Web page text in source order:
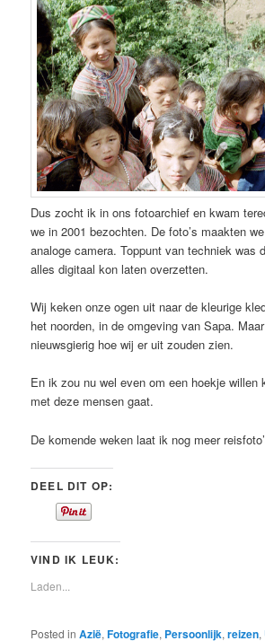
Dus zocht ik in ons fotoarchief en kwam
we in 2001 bezochten. De foto’s maakten
analoge camera. Toppunt van techniek was
alles digitaal kon laten overzetten.
Wij keken onze ogen uit naar de kleurige
het noorden, in de omgeving van Sapa.
nieuwsgierig hoe wij er uit zouden zien.
En ik zou nu wel even om een hoekje willen
met deze mensen gaat.
De komende weken laat ik nog meer
DEEL DIT OP:
VIND IK LEUK:
Laden...
Posted in Azië,Fotografie, Persoonlijk,reizen,